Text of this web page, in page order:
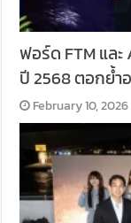
ฟอร์ด FTM และ
ปี 2568 ตอกย้
February 10, 2026